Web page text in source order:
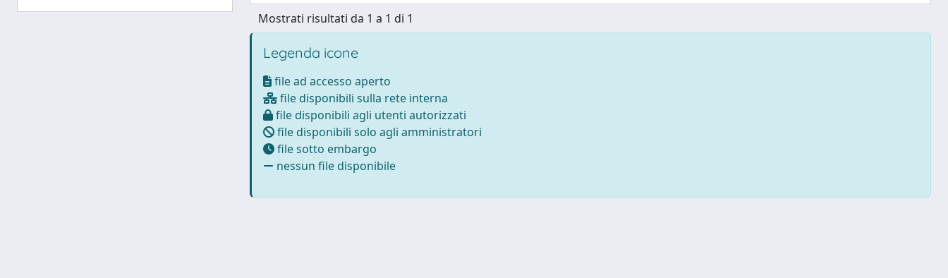
Mostrati risultati da 1 a 1 di 1
Legenda icone
file ad accesso aperto
file disponibili sulla rete interna
file disponibili agli utenti autorizzati
file disponibili solo agli amministratori
file sotto embargo
nessun file disponibile